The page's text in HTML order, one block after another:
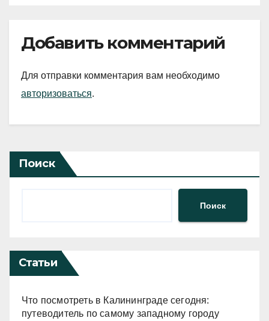
Добавить комментарий
Для отправки комментария вам необходимо
авторизоваться.
Поиск
Поиск
Статьи
Что посмотреть в Калининграде сегодня:
путеводитель по самому западному городу